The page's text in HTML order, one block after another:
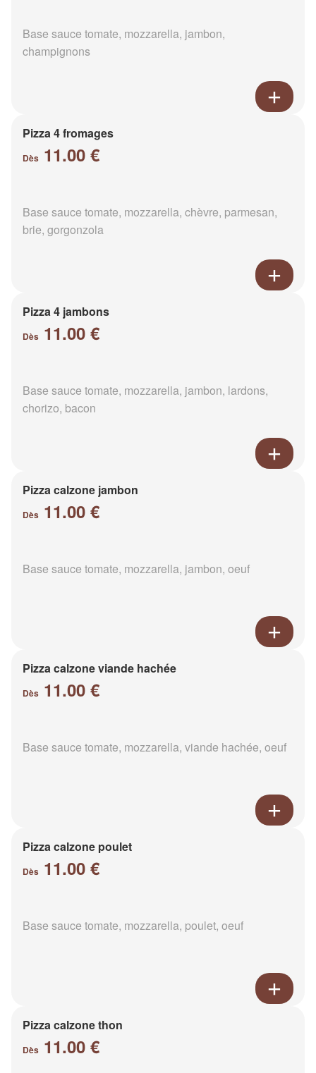
Base sauce tomate, mozzarella, jambon,
champignons
Pizza 4 fromages
Dès 11.00 €
Base sauce tomate, mozzarella, chèvre, parmesan,
brie, gorgonzola
Pizza 4 jambons
Dès 11.00 €
Base sauce tomate, mozzarella, jambon, lardons,
chorizo, bacon
Pizza calzone jambon
Dès 11.00 €
Base sauce tomate, mozzarella, jambon, oeuf
Pizza calzone viande hachée
Dès 11.00 €
Base sauce tomate, mozzarella, viande hachée, oeuf
Pizza calzone poulet
Dès 11.00 €
Base sauce tomate, mozzarella, poulet, oeuf
Pizza calzone thon
Dès 11.00 €